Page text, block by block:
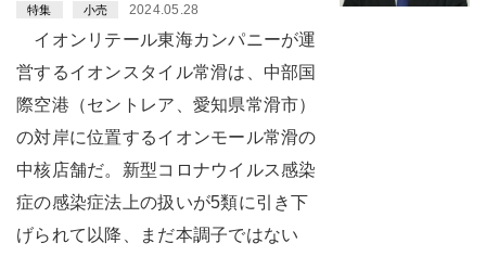
特集 小売 2024.05.28
イオンリテール東海カンパニーが運
営するイオンスタイル常滑は、中部国
際空港（セントレア、愛知県常滑市）
の対岸に位置するイオンモール常滑の
中核店舗だ。新型コロナウイルス感染
症の感染症法上の扱いが5類に引き下
げられて以降、まだ本調子ではない